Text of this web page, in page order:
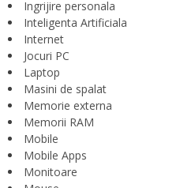
Ingrijire personala
Inteligenta Artificiala
Internet
Jocuri PC
Laptop
Masini de spalat
Memorie externa
Memorii RAM
Mobile
Mobile Apps
Monitoare